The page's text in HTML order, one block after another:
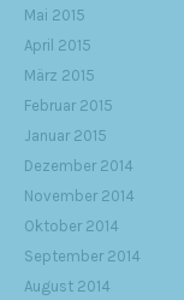
Mai 2015
April 2015
März 2015
Februar 2015
Januar 2015
Dezember 2014
November 2014
Oktober 2014
September 2014
August 2014